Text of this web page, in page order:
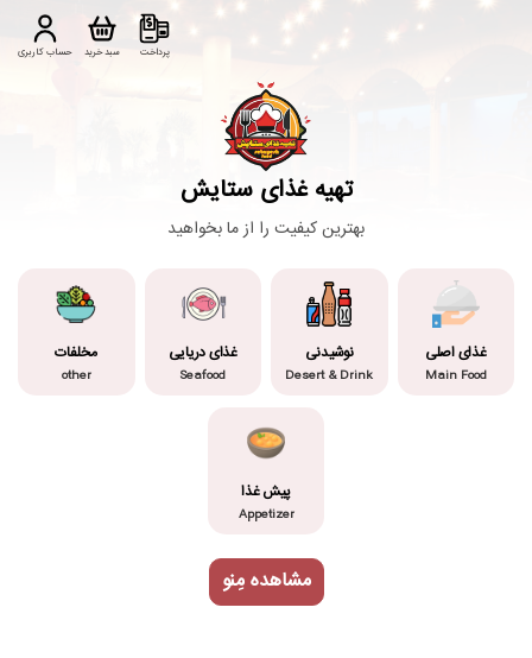
حساب کاربری سبد خرید پرداخت
تهیه غذای ستایش
بهترین کیفیت را از ما بخواهید
غذای اصلی
Main Food
نوشیدنی
Desert & Drink
غذای دریایی
Seafood
مخلفات
other
پیش غذا
Appetizer
مشاهده مِنو